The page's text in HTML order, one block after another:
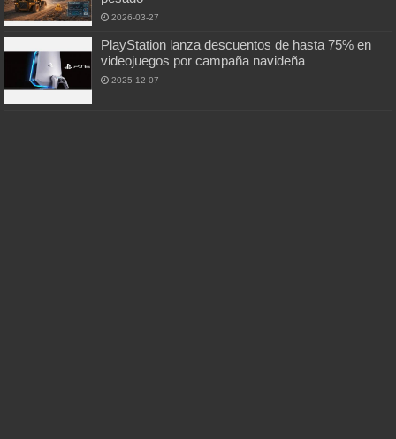
2026-03-27
PlayStation lanza descuentos de hasta 75% en
videojuegos por campaña navideña
2025-12-07